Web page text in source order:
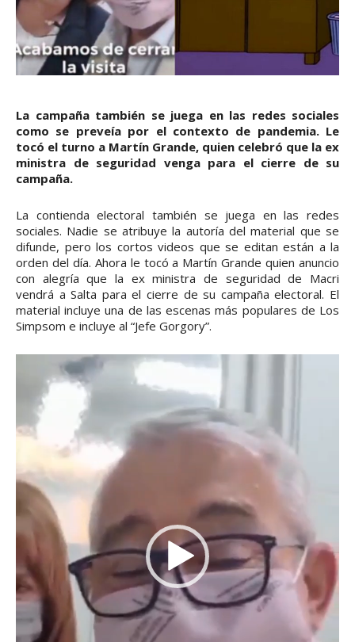
La campaña también se juega en las redes sociales
como se preveía por el contexto de pandemia. Le
tocó el turno a Martín Grande, quien celebró que la ex
ministra de seguridad venga para el cierre de su
campaña.
La contienda electoral también se juega en las redes
sociales. Nadie se atribuye la autoría del material que se
difunde, pero los cortos videos que se editan están a la
orden del día. Ahora le tocó a Martín Grande quien anuncio
con alegría que la ex ministra de seguridad de Macri
vendrá a Salta para el cierre de su campaña electoral. El
material incluye una de las escenas más populares de Los
Simpsom e incluye al “Jefe Gorgory”.
r
d
u
r
d